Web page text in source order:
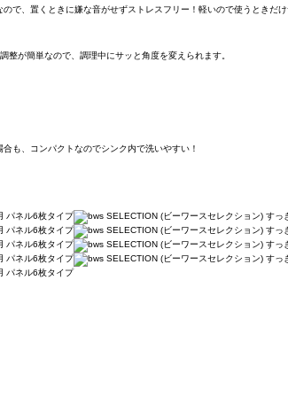
で、置くときに嫌な音がせずストレスフリー！軽いので使うときだ
が簡単なので、調理中にサッと角度を変えられます。
も、コンパクトなのでシンク内で洗いやすい！